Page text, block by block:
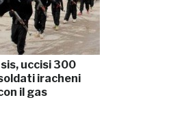
uccisi 300
iracheni
il gas